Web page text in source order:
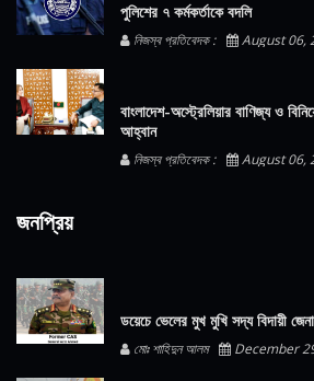
পুলিশের ৭ কর্মকর্তাকে বদলি
নিজস্ব প্রতিবেদক : August 06,
বাংলাদেশ-অস্ট্রেলিয়ার বাণিজ্য ও
আহ্বান
নিজস্ব প্রতিবেদক : August 06,
জনপ্রিয়
ডয়েচে ভেলের মুখ মুখি সদ্য বিদায়ী
মোঃ শাহিদুন আলম December